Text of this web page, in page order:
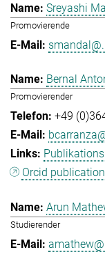
Sreyashi
Promovierende
Bernal
Promovierender
+49
Orcid
Arun
Studierender